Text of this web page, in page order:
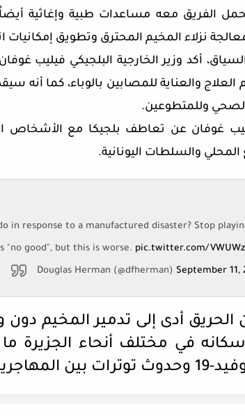
الفريق معه مساعدات طبية وإغاثية
نزلاء المخيم المحترق وتطويق إمكانيات
أكد وزير الخارجية البلجيكي فيليب
العلاج والعناية للمصابين بالوباء، كما أنه
وللمتطوعين.
غوفان عن تعاطف بلجيكا مع الأشخاص
والسلطات اليونانية.
in response to a manufactured disaster? Stop
"no good", but this is worse. pic.twitter.com/
September 11,
الحريق أدى إلى تدمير المخيم
في مختلف أنحاء الجزيرة
المهاجرين والسكان.